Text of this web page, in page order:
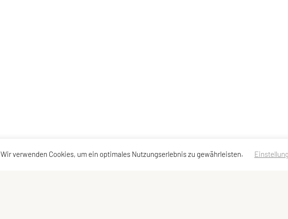
Wir verwenden Cookies, um ein optimales Nutzungserlebnis zu gewährleisten.